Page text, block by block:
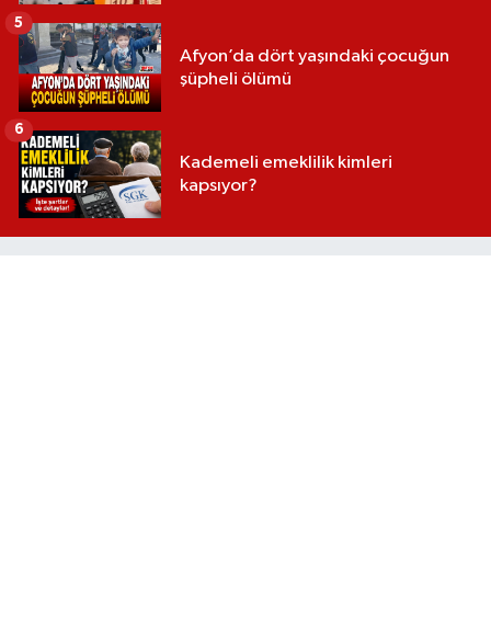
Afyon’da dört yaşındaki çocuğun
şüpheli ölümü
5
Kademeli emeklilik kimleri
kapsıyor?
6